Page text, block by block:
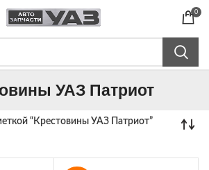
0
УАЗ Патриот
“Крестовины УАЗ Патриот”